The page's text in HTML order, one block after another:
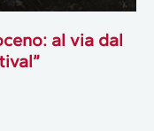
al via dal